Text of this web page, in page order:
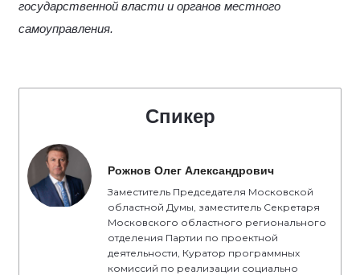
государственной власти и органов местного
самоуправления.
Спикер
Рожнов Олег Александрович
Заместитель Председателя Московской
областной Думы, заместитель Секретаря
Московского областного регионального
отделения Партии по проектной
деятельности, Куратор программных
комиссий по реализации социально